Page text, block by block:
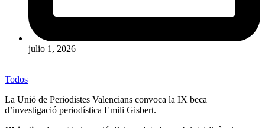
julio 1, 2026
Todos
La Unió de Periodistes Valencians convoca la IX beca
d’investigació periodística Emili Gisbert.